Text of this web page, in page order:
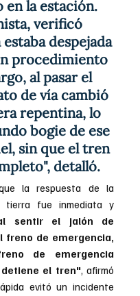
en la estación.
verificó
despejada
procedimiento
al pasar el
de vía cambió
repentina, lo
bogie de ese
sin que el tren
detalló.
la respuesta de la
tierra fue inmediata y
sentir el jalón de
freno de emergencia,
de emergencia
el tren"
evitó un incidente